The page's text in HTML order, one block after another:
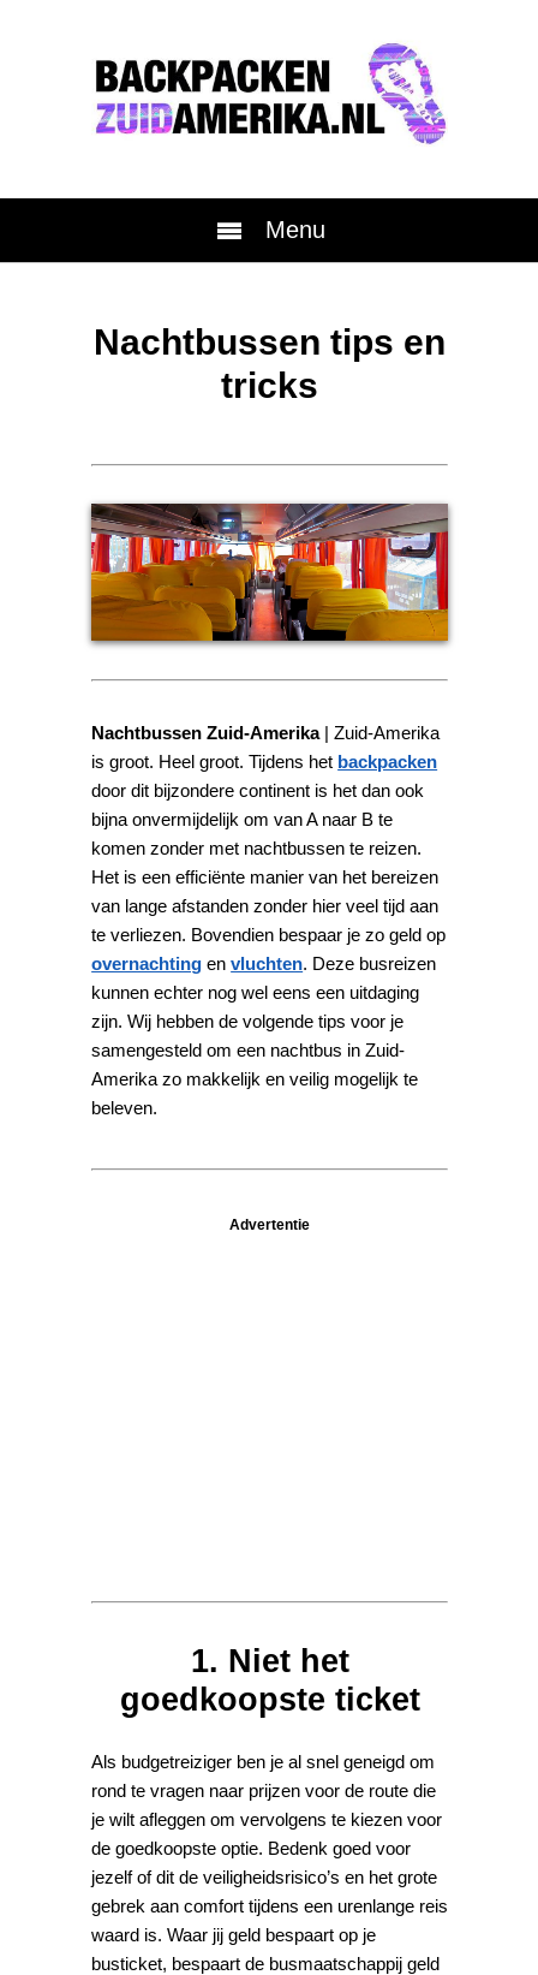
Menu
Nachtbussen tips en
tricks
Nachtbussen Zuid-Amerika| Zuid-Amerika
is groot. Heel groot. Tijdens het backpacken
door dit bijzondere continent is het dan ook
bijna onvermijdelijk om van A naar B te
komen zonder met nachtbussen te reizen.
Het is een efficiënte manier van het bereizen
van lange afstanden zonder hier veel tijd aan
te verliezen. Bovendien bespaar je zo geld op
overnachting envluchten. Deze busreizen
kunnen echter nog wel eens een uitdaging
zijn. Wij hebben de volgende tips voor je
samengesteld om een nachtbus in Zuid-
Amerika zo makkelijk en veilig mogelijk te
beleven.
Advertentie
1. Niet het
goedkoopste ticket
Als budgetreiziger ben je al snel geneigd om
rond te vragen naar prijzen voor de route die
je wilt afleggen om vervolgens te kiezen voor
de goedkoopste optie. Bedenk goed voor
jezelf of dit de veiligheidsrisico’s en het grote
gebrek aan comfort tijdens een urenlange reis
waard is. Waar jij geld bespaart op je
busticket, bespaart de busmaatschappij geld